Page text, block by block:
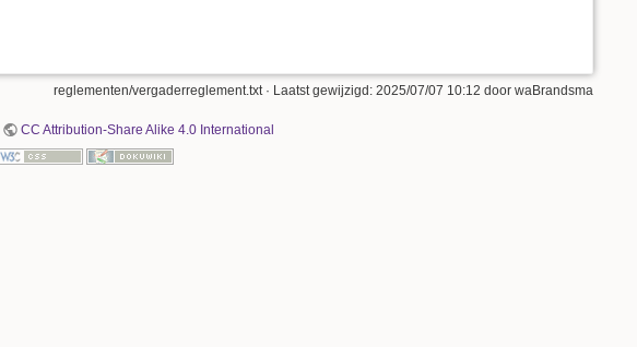
reglementen/vergaderreglement.txt · Laatst gewijzigd: 2025/07/07 10:12 door waBrandsma
CC Attribution-Share Alike 4.0 International